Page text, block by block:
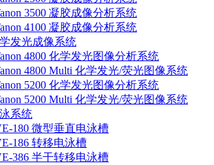
3500 凝胶成像分析系统
4100 凝胶成像分析系统
发光成像系统
4800 化学发光图像分析系统
4800 Multi 化学发光/荧光图像系统
5200 化学发光图像分析系统
5200 Multi 化学发光/荧光图像系统
系统
180 微型垂直电泳槽
186 转移电泳槽
386 半干转移电泳槽